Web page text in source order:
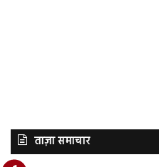
ताज़ा समाचार